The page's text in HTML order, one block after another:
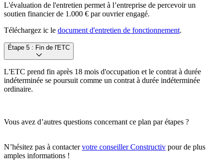
L'évaluation de l'entretien permet à l’entreprise de percevoir un
soutien financier de 1.000 € par ouvrier engagé.
Téléchargez ic le document d'entretien de fonctionnement.
Étape 5 : Fin de l'ETC
L'ETC prend fin après 18 mois d'occupation et le contrat à durée
indéterminée se poursuit comme un contrat à durée indéterminée
ordinaire.
Vous avez d’autres questions concernant ce plan par étapes ?
N’hésitez pas à contactervotre conseiller Constructiv pour de plus
amples informations !